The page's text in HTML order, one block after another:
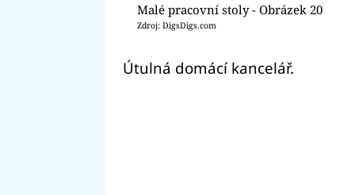
Malé pracovní stoly - Obrázek 20
Zdroj: DigsDigs.com
Útulná domácí kancelář.